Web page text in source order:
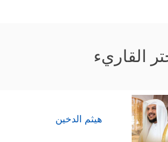
القاريء
هيثم الدخين